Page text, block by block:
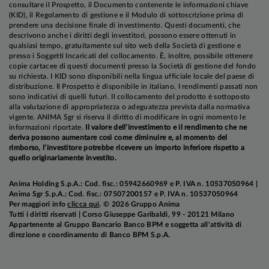
gennaio, questo ottimismo si è un po' allentato,
a causa di alcuni fattori: la dinamica della
pandemia ha richiesto la prosecuzione o
l'inasprimento delle misure restrittive in Europa,
Stati Uniti ed anche in alcune aree della Cina,
con impatti rilevanti per l'Area Euro dove è molto
probabile una recessione nel primo trimestre
dell'anno;alcune varianti del virus sono più
contagiose, forse più letali ed hanno sollevato
interrogativi sull'efficacia dei vaccini e comunque
richiedono che vengano vaccinate sempre più
vaccinazione, inoltre, ha incontrato ostacoli in
alcuni paesi, sia per problemi organizzativi, sia
per tagli alle forniture da parte di
Pfizer/BioNTech e AstraZeneca che hanno
consultare il Prospetto, il Documento contenente le informazioni chiave
(KID), il Regolamento di gestione e il Modulo di sottoscrizione prima di
prendere una decisione finale di investimento. Questi documenti, che
descrivono anche i diritti degli investitori, possono essere ottenuti in
qualsiasi tempo, gratuitamente sul sito web della Società di gestione e
presso i Soggetti Incaricati del collocamento. È, inoltre, possibile ottenere
copie cartacee di questi documenti presso la Società di gestione del fondo
su richiesta. I KID sono disponibili nella lingua ufficiale locale del paese di
distribuzione. Il Prospetto è disponibile in italiano. I rendimenti passati non
sono indicativi di quelli futuri. Il collocamento del prodotto è sottoposto
alla valutazione di appropriatezza o adeguatezza prevista dalla normativa
vigente. ANIMA Sgr si riserva il diritto di modificare in ogni momento le
informazioni riportate.
Il valore dell’investimento e il rendimento che ne
deriva possono aumentare così come diminuire e, al momento del
rimborso, l’investitore potrebbe ricevere un importo inferiore rispetto a
quello originariamente investito.
Anima Holding S.p.A.: Cod. fisc.: 05942660969 e P. IVA n. 10537050964 |
Anima Sgr S.p.A.: Cod. fisc.: 07507200157 e P. IVA n. 10537050964
Per maggiori infoclicca qui. © 2026 Gruppo Anima
Tutti i diritti riservati | Corso Giuseppe Garibaldi, 99 - 20121 Milano
Appartenente al Gruppo Bancario Banco BPM e soggetta all'attività di
direzione e coordinamento di Banco BPM S.p.A.